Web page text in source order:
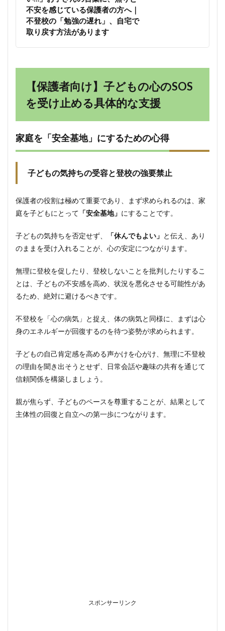
不安を感じている保護者の方へ｜
不登校の「勉強の遅れ」、自宅で
取り戻す方法があります
【保護者向け】子どもの心のSOS
を受け止める具体的な支援
家庭を「安全基地」にするための心得
子どもの気持ちの受容と登校の強要禁止
保護者の役割は極めて重要であり、まず求められるのは、家
庭を子どもにとって 「安全基地」 にすることです。
子どもの気持ちを否定せず、 「休んでもよい」 と伝え、あり
のままを受け入れることが、心の安定につながります。
無理に登校を促したり、登校しないことを批判したりするこ
とは、子どもの不安感を高め、状況を悪化させる可能性があ
るため、絶対に避けるべきです。
不登校を「心の病気」と捉え、体の病気と同様に、まずは心
身のエネルギーが回復するのを待つ姿勢が求められます。
子どもの自己肯定感を高める声かけを心がけ、無理に不登校
の理由を聞き出そうとせず、日常会話や趣味の共有を通じて
信頼関係を構築しましょう。
親が焦らず、子どものペースを尊重することが、結果として
主体性の回復と自立への第一歩につながります。
スポンサーリンク